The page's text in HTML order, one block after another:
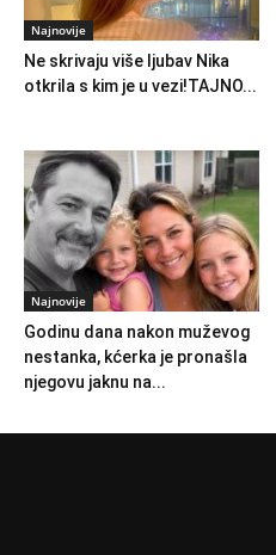
Najnovije
Ne skrivaju više ljubav Nika
otkrila s kim je u vezi!TAJNO...
Najnovije
Godinu dana nakon muževog
nestanka, kćerka je pronašla
njegovu jaknu na...